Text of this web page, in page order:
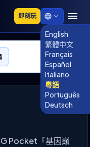
即刻玩
English
繁體中文
Français
Español
Italiano
粵語
Português
Deutsch
Pocket「基因巔